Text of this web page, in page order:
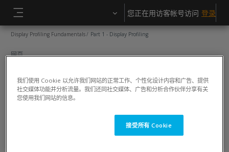
您正在用访客帐号访问 登录
Display Profiling Fundamentals Part 1 - Display Profiling
网页
我们使用 Cookie 以允许我们网站的正常工作、个性化设计内容和广告、提供
社交媒体功能并分析流量。我们还同社交媒体、广告和分析合作伙伴分享有关
您使用我们网站的信息。
接受所有 Cookie